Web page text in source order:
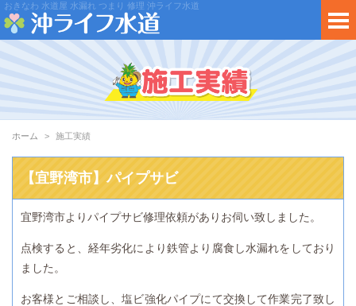
おきなわ 水道屋 水漏れ つまり 修理 沖ライフ水道
ホーム 施工実績
【宜野湾市】パイプサビ
宜野湾市よりパイプサビ修理依頼がありお伺い致しました。
点検すると、経年劣化により鉄管より腐食し水漏れをしており
ました。
お客様とご相談し、塩ビ強化パイプにて交換して作業完了致し